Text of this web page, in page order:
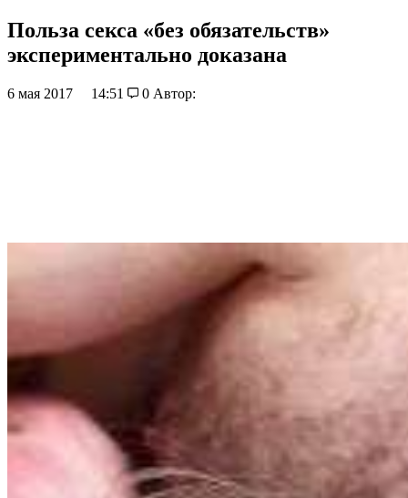
Польза секса «без обязательств»
экспериментально доказана
6 мая 2017 14:51 0 Автор: